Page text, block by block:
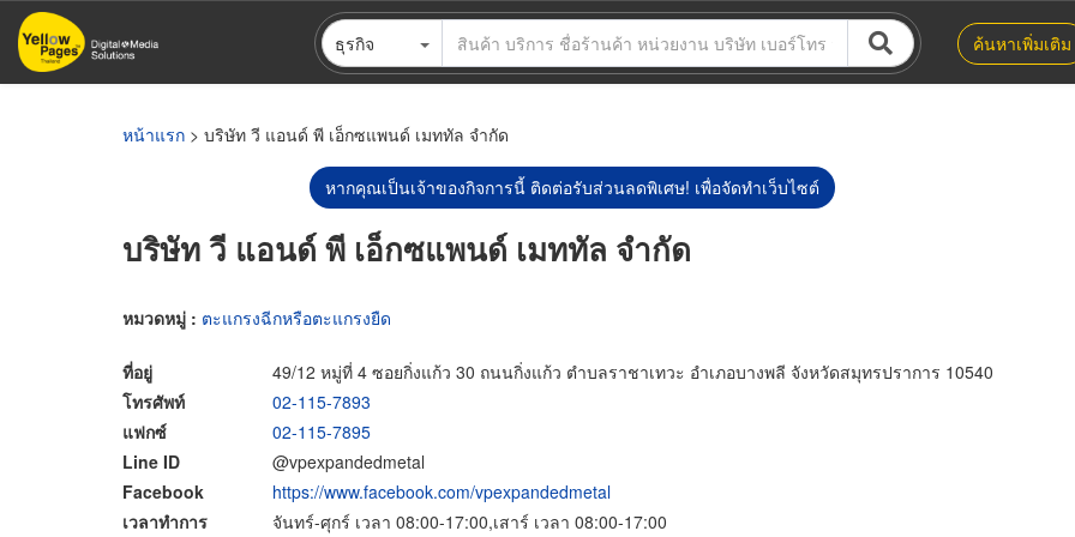
ข้าม
ไป
ธุรกิจ ค้นหาเพิ่มเติม
หน้าแรก > บริษัท วี แอนด์ พี เอ็กซแพนด์ เมททัล จำกัด
หากคุณเป็นเจ้าของกิจการนี้ ติดต่อรับส่วนลดพิเศษ! เพื่อจัดทำเว็บไซต์
บริษัท วี แอนด์ พี เอ็กซแพนด์ เมททัล จำกัด
หมวดหมู่ : ตะแกรงฉีกหรือตะแกรงยืด
ที่อยู่
49/12 หมู่ที่ 4 ซอยกิ่งแก้ว 30 ถนนกิ่งแก้ว ตำบลราชาเทวะ อำเภอบางพลี จังหวัดสมุทรปราการ 10540
โทรศัพท์
02-115-7893
แฟกซ์
02-115-7895
Line ID
@vpexpandedmetal
Facebook
https://www.facebook.com/vpexpandedmetal
เวลาทำการ
จันทร์-ศุกร์ เวลา 08:00-17:00,เสาร์ เวลา 08:00-17:00